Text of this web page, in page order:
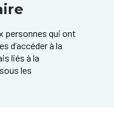
personnes qui ont
d’accéder à la
liés à la
les